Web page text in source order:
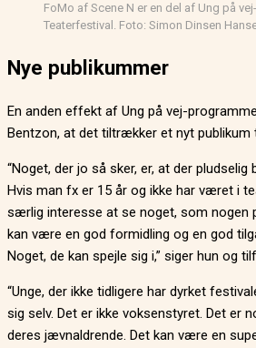
FoMo af Scene N er en del af Ung på
Teaterfestival. Foto: Simon Dinsen
Nye publikummer
En anden effekt af Ung på vej-
Bentzon, at det tiltrækker et nyt publikum
“Noget, der jo så sker, er, at der
Hvis man fx er 15 år og ikke har været i
særlig interesse at se noget, som nogen
kan være en god formidling og en god
Noget, de kan spejle sig i,” siger hun og
“Unge, der ikke tidligere har dyrket
sig selv. Det er ikke voksenstyret. Det er
deres jævnaldrende. Det kan være en